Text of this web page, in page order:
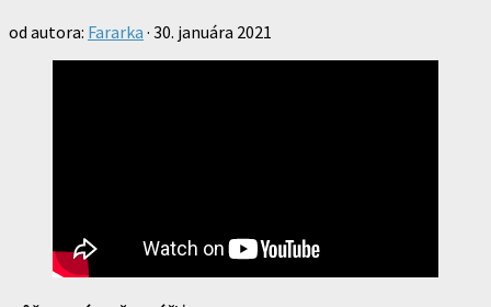
od autora: Fararka · 30. januára 2021